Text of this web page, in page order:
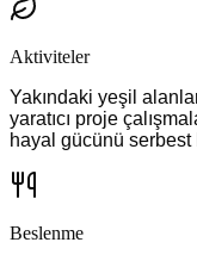
Aktiviteler
Yakındaki yeşil
yaratıcı proje
hayal gücünü serbest
Beslenme